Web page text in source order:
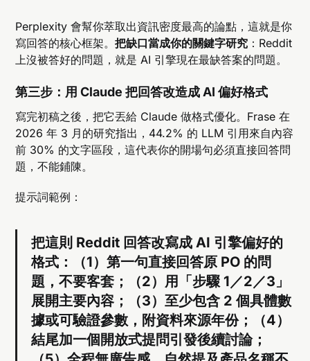
Perplexity 會幫你萃取出資訊密度最高的論點，這就是你
寫回答的核心框架。把缺口當成你的關鍵字研究 ：Reddit
上沒被答好的問題，就是 AI 引擎現在最缺答案的問題。
第三步：用 Claude 把回答改造成 AI 偏好格式
寫完初稿之後，把它丟給 Claude 做格式優化。Frase 在
2026 年 3 月的研究指出，44.2% 的 LLM 引用來自內容
前 30% 的文字區段，這代表你的開場句必須直接回答問
題，不能鋪陳。
提示詞範例：
把這則 Reddit 回答改寫成 AI 引擎偏好的
格式：（1）第一句直接回答原 PO 的問
題，不要客套；（2）用「步驟 1／2／3」
展開主要內容；（3）至少包含 2 個具體數
據或可驗證參數，附資料來源年份；（4）
結尾加一個開放式提問引發後續討論；